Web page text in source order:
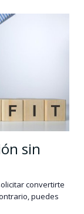
sin
convertirte
puedes